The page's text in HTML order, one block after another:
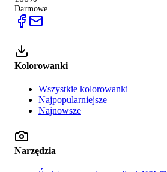
Darmowe
Kolorowanki
Wszystkie kolorowanki
Najpopularniejsze
Najnowsze
Narzędzia